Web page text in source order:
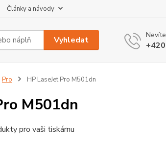
Články a návody
Vyhledat
Pro HP LaseJet Pro M501dn
M501dn
pro vaši tiskárnu